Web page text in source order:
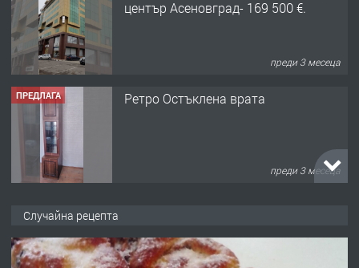
преди 3 месеца
ПРЕДЛАГА
🌟HYUNDAI i10 - 2024 | Само 55 лв./
преди 10 месеца
Случайна рецепта